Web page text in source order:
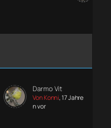
Darmo Vit
Von Konni, 17 Jahre
n vor